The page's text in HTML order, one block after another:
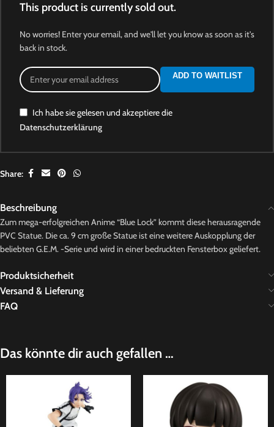
This product is currently sold out.
No worries! Enter your email, and we'll let you know as soon as it's
back in stock.
ADD TO WAITLIST
Ich habe sie gelesen und akzeptiere die
Datenschutzerklärung
Share:
Beschreibung
Zum mega-erfolgreichen Anime “Blue Lock” kommt diese herausragende
PVC Statue. Die ca. 9 cm große Statue ist eine weitere Auskopplung der
beliebten G.E.M. -Serie und wird in einer bedruckten Fensterbox geliefert.
Produktsicherheit
Versand & Lieferung
FAQ
Das könnte dir auch gefallen …